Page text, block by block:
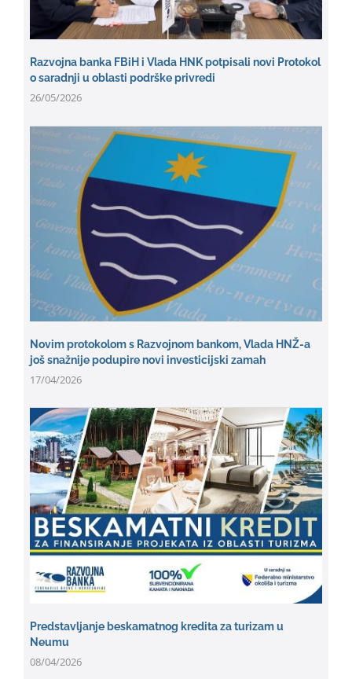
Razvojna banka FBiH i Vlada HNK potpisali novi Protokol
o saradnji u oblasti podrške privredi
26/05/2026
Novim protokolom s Razvojnom bankom, Vlada HNŽ-a
još snažnije podupire novi investicijski zamah
17/04/2026
Predstavljanje beskamatnog kredita za turizam u
Neumu
08/04/2026